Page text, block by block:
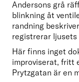
Andersons grå
blinkning åt
randning
registrerar ljusets
Här finns inget
improviserat, fritt
Prytzgatan är en